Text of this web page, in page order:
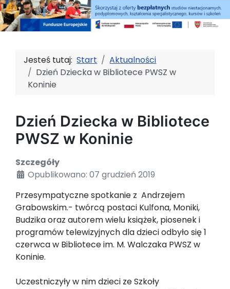
Jesteś tutaj:Start
Aktualności
Dzień Dziecka w Bibliotece PWSZ w
Koninie
Dzień Dziecka w Bibliotece
PWSZ w Koninie
Szczegóły
Opublikowano: 07 grudzień 2019
Przesympatyczne spotkanie z Andrzejem
Grabowskim.- twórcą postaci Kulfona, Moniki,
Budzika oraz autorem wielu książek, piosenek i
programów telewizyjnych dla dzieci odbyło się 1
czerwca w Bibliotece im. M. Walczaka PWSZ w
Koninie.
Uczestniczyły w nim dzieci ze Szkoły